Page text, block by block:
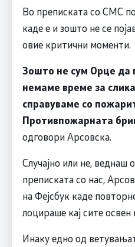
Во преписката со СМС
каде е и зошто не се
овие критични моменти.
Зошто не сум Орце да
немаме време за
справуваме со
Противпожарната
одговори Арсовска.
Случајно или не, веднаш
преписката со нас,
на Фејсбук каде
лоцираше кај сите освен
Инаку едно од